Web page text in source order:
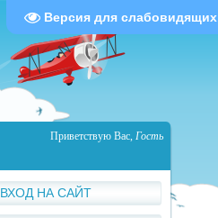
Версия для слабовидящих
Приветствую Вас, Гость
ВХОД НА САЙТ